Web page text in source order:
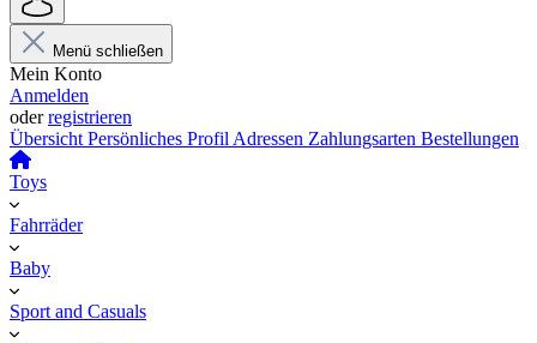
Menü schließen
Mein Konto
Anmelden
oderregistrieren
Übersicht Persönliches Profil Adressen Zahlungsarten Bestellungen
Toys
Fahrräder
Baby
Sport and Casuals